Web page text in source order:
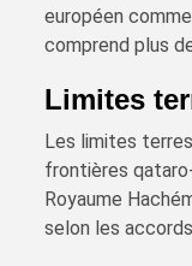
européen
comprend plus
Limites
Les limites
frontières
Royaume
selon les